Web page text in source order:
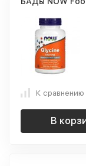
К сравнению
В